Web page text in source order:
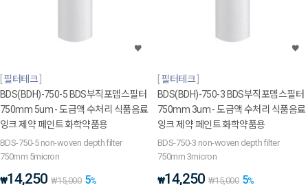
필터테크
BDS(BDH)-750-5 BDS부직포뎁스필터
750mm 5um - 도금액 수처리 식품음료
잉크 제약 페인트 화학약품용
BDS-750-5 non-woven depth filter
750mm 5micron
₩14,250 ₩15,000 5%
필터테크
BDS(BDH)-750-3 BDS부직포뎁스필터
750mm 3um - 도금액 수처리 식품음료
잉크 제약 페인트 화학약품용
BDS-750-3 non-woven depth filter
750mm 3micron
₩14,250 ₩15,000 5%